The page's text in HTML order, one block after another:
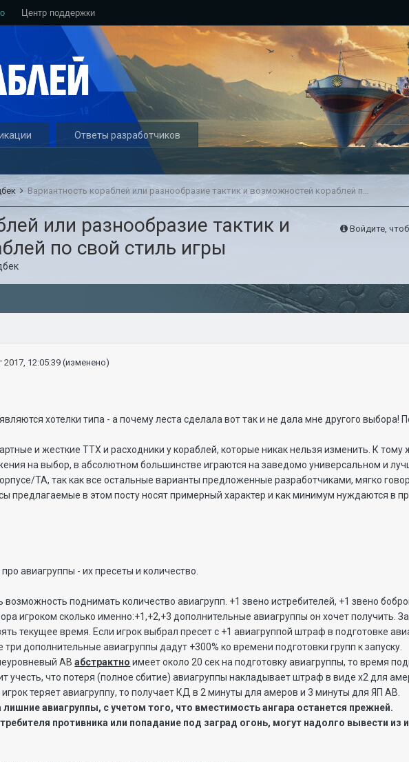
Центр поддержки
Ответы разработчиков
Вариантность кораблей или разнообразие тактик и возможностей кораблей по свой стиль игры
Войдите,
или разнообразие тактик и
по свой стиль игры
2017, 12:05:39 (изменено)
хотелки типа - а почему леста сделала вот так и не дала мне другого выбора!
и жесткие ТТХ и расходники у кораблей, которые никак нельзя изменить. К тому
на выбор, в абсолютном большинстве играются на заведомо универсальном и
ТА, так как все остальные варианты предложенные разработчиками, мягко
предлагаемые в этом посту носят примерный характер и как минимум нуждаются в
авиагруппы - их пресеты и количество.
поднимать количество авиагрупп. +1 звено истребителей, +1 звено
игроком сколько именно:+1,+2,+3 дополнительные авиагруппы он хочет получить.
текущее время. Если игрок выбрал пресет с +1 авиагруппой штраф в подготовке
три дополнительные авиагруппы дадут +300% ко времени подготовки групп к запуску.
АВабстрактно имеет около 20 сек на подготовку авиагруппы, то время
учесть, что потеря (полное сбитие) авиагруппы накладывает штраф в виде х2 для
теряет авиагруппу, то получает КД в 2 минуты для амеров и 3 минуты для ЯП АВ.
лишние авиагруппы, с учетом того, что вместимость ангара останется прежней.
противника или попадание под заград огонь, могут надолго вывести из